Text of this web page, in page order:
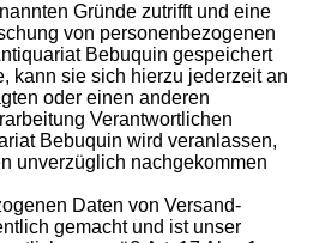
Gründe zutrifft und eine
von personenbezogenen
Bebuquin gespeichert
kann sie sich hierzu jederzeit an
oder einen anderen
Verantwortlichen
Bebuquin wird veranlassen,
unverzüglich nachgekommen
Daten von Versand-
gemacht und ist unser